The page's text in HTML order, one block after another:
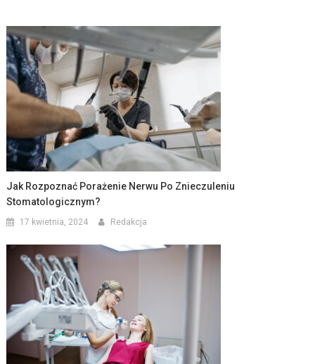
Jak Rozpoznać Porażenie Nerwu Po Znieczuleniu
Stomatologicznym?
17 kwietnia, 2024 Redakcja